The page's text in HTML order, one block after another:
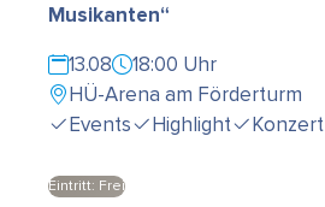
Musikanten“
13.08
18:00 Uhr
HÜ-Arena am Förderturm
Events
Highlight Konzert
Eintritt: Frei